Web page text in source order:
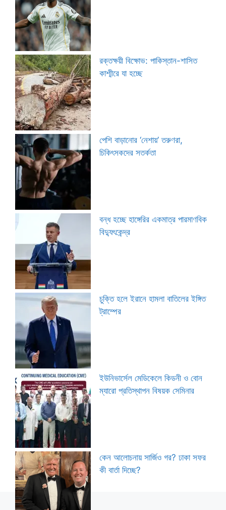
রক্তক্ষয়ী বিক্ষোভ: পাকিস্তান-শাসিত
কাশ্মীরে যা হচ্ছে
পেশি বাড়ানোর ‘নেশায়’ তরুণরা,
চিকিৎসকদের সতর্কতা
বন্ধ হচ্ছে হাঙ্গেরির একমাত্র পারমাণবিক
বিদ্যুৎকেন্দ্র
চুক্তি হলে ইরানে হামলা বাতিলের ইঙ্গিত
ট্রাম্পের
ইউনিভার্সেল মেডিকেলে কিডনী ও বোন
ম্যারো প্রতিস্থাপন বিষয়ক সেমিনার
কেন আলোচনায় সার্জিও গর? ঢাকা সফর
কী বার্তা দিচ্ছে?